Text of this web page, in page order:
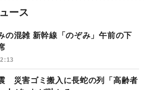
ース
の混雑 新幹線「のぞみ」午前の下
災害ゴミ搬入に長蛇の列「高齢者